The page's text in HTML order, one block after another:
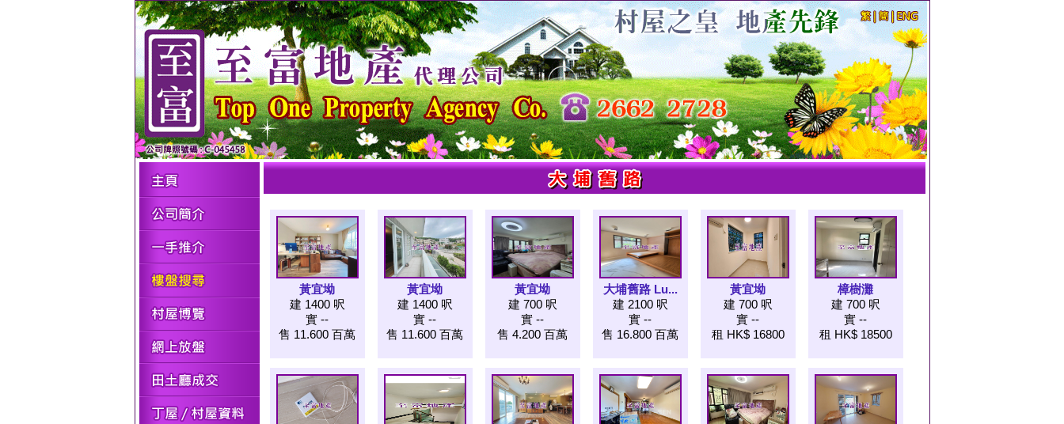
黃宜坳
建 1400 呎
實 --
售 11.600 百萬
黃宜坳
建 1400 呎
實 --
售 11.600 百萬
黃宜坳
建 700 呎
實 --
售 4.200 百萬
大埔舊路 Lu...
建 2100 呎
實 --
售 16.800 百萬
黃宜坳
建 700 呎
實 --
租 HK$ 16800
樟樹灘
建 700 呎
實 --
租 HK$ 18500